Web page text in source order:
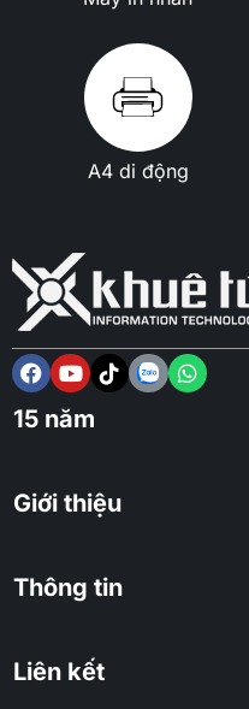
A4 di động
15 năm
Giới thiệu
Thông tin
Liên kết